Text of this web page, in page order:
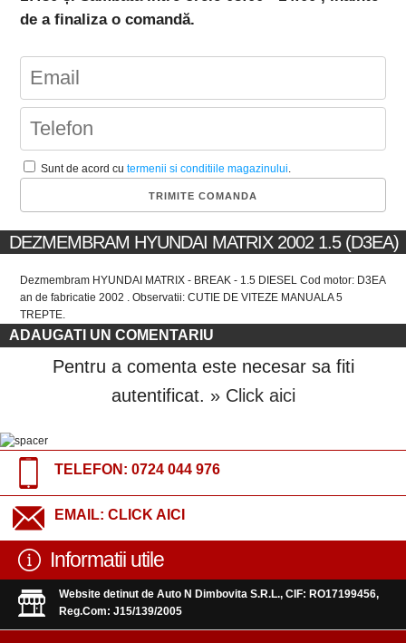
de a finaliza o comandă.
Sunt de acord cutermenii si conditiile magazinului.
DEZMEMBRAM HYUNDAI MATRIX 2002 1.5 (D3EA)
Dezmembram HYUNDAI MATRIX - BREAK - 1.5 DIESEL Cod motor: D3EA
an de fabricatie 2002 . Observatii: CUTIE DE VITEZE MANUALA 5
TREPTE.
ADAUGATI UN COMENTARIU
Pentru a comenta este necesar sa fiti
autentificat. » Click aici
TELEFON: 0724 044 976
EMAIL: CLICK AICI
Informatii utile
Website detinut de Auto N Dimbovita S.R.L., CIF: RO17199456,
Reg.Com: J15/139/2005